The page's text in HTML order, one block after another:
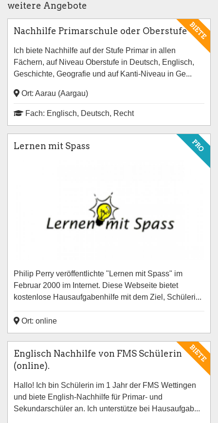
weitere Angebote
BIETE
Nachhilfe Primarschule oder Oberstufe
Ich biete Nachhilfe auf der Stufe Primar in allen
Fächern, auf Niveau Oberstufe in Deutsch, Englisch,
Geschichte, Geografie und auf Kanti-Niveau in Ge...
Ort: Aarau (Aargau)
Fach: Englisch, Deutsch, Recht
PRO
Lernen mit Spass
Philip Perry veröffentlichte "Lernen mit Spass" im
Februar 2000 im Internet. Diese Webseite bietet
kostenlose Hausaufgabenhilfe mit dem Ziel, Schüleri...
Ort: online
BIETE
Englisch Nachhilfe von FMS Schülerin
(online).
Hallo! Ich bin Schülerin im 1 Jahr der FMS Wettingen
und biete English-Nachhilfe für Primar- und
Sekundarschüler an. Ich unterstütze bei Hausaufgab...